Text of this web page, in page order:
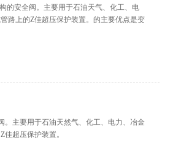
的安全阀。主要用于石油天气、化工、电
路上的Z佳超压保护装置。的主要优点是变
主要用于石油天然气、化工、电力、冶金
超压保护装置。